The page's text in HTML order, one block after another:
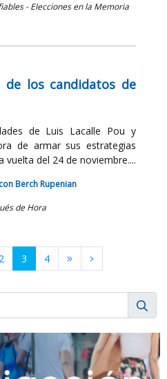
- Elecciones en la Memoria
los candidatos de
de Luis Lacalle Pou y
de armar sus estrategias
vuelta del 24 de noviembre....
Berch Rupenian
de Hora
2 3 4